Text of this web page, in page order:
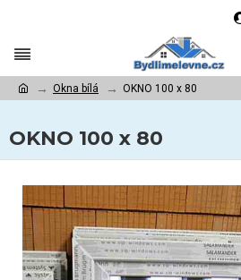
Okna bílá OKNO 100 x 80
OKNO 100 x 80